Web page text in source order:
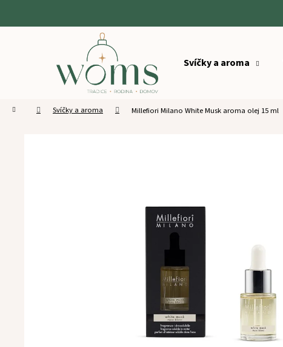
Svíčky a aroma
Domů Svíčky a aroma Millefiori Milano White Musk aroma olej 15 ml
o
Zpět
obchodu
Zpět
obchodu